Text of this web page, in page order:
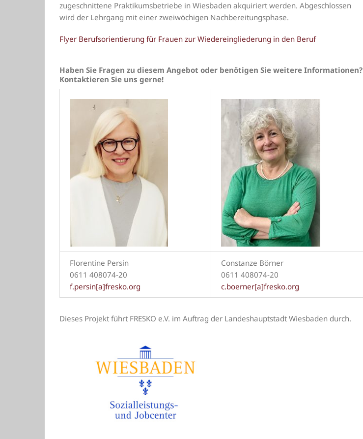
zugeschnittene Praktikumsbetriebe in Wiesbaden akquiriert werden. Abgeschlossen
wird der Lehrgang mit einer zweiwöchigen Nachbereitungsphase.
Flyer Berufsorientierung für Frauen zur Wiedereingliederung in den Beruf
Haben Sie Fragen zu diesem Angebot oder benötigen Sie weitere Informationen?
Kontaktieren Sie uns gerne!
Florentine Persin
0611 408074-20
f.persin[a]fresko.org
Constanze Börner
0611 408074-20
c.boerner[a]fresko.org
Dieses Projekt führt FRESKO e.V. im Auftrag der Landeshauptstadt Wiesbaden durch.